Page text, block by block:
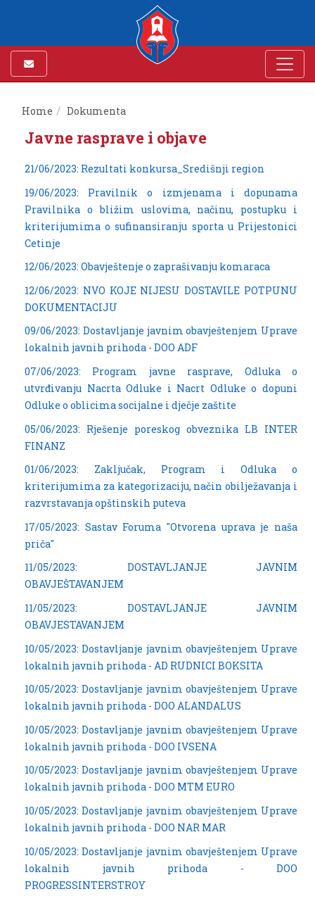
Home Dokumenta
Javne rasprave i objave
21/06/2023: Rezultati konkursa_Središnji region
19/06/2023: Pravilnik o izmjenama i dopunama
Pravilnika o bližim uslovima, načinu, postupku i
kriterijumima o sufinansiranju sporta u Prijestonici
Cetinje
12/06/2023: Obavještenje o zaprašivanju komaraca
12/06/2023: NVO KOJE NIJESU DOSTAVILE POTPUNU
DOKUMENTACIJU
09/06/2023: Dostavljanje javnim obavještenjem Uprave
lokalnih javnih prihoda - DOO ADF
07/06/2023: Program javne rasprave, Odluka o
utvrđivanju Nacrta Odluke i Nacrt Odluke o dopuni
Odluke o oblicima socijalne i dječje zaštite
05/06/2023: Rješenje poreskog obveznika LB INTER
FINANZ
01/06/2023: Zaključak, Program i Odluka o
kriterijumima za kategorizaciju, način obilježavanja i
razvrstavanja opštinskih puteva
17/05/2023: Sastav Foruma "Otvorena uprava je naša
priča"
11/05/2023: DOSTAVLJANJE JAVNIM
OBAVJEŠTAVANJEM
11/05/2023: DOSTAVLJANJE JAVNIM
OBAVJESTAVANJEM
10/05/2023: Dostavljanje javnim obavještenjem Uprave
lokalnih javnih prihoda - AD RUDNICI BOKSITA
10/05/2023: Dostavljanje javnim obavještenjem Uprave
lokalnih javnih prihoda - DOO ALANDALUS
10/05/2023: Dostavljanje javnim obavještenjem Uprave
lokalnih javnih prihoda - DOO IVSENA
10/05/2023: Dostavljanje javnim obavještenjem Uprave
lokalnih javnih prihoda - DOO MTM EURO
10/05/2023: Dostavljanje javnim obavještenjem Uprave
lokalnih javnih prihoda - DOO NAR MAR
10/05/2023: Dostavljanje javnim obavještenjem Uprave
lokalnih javnih prihoda - DOO
PROGRESSINTERSTROY